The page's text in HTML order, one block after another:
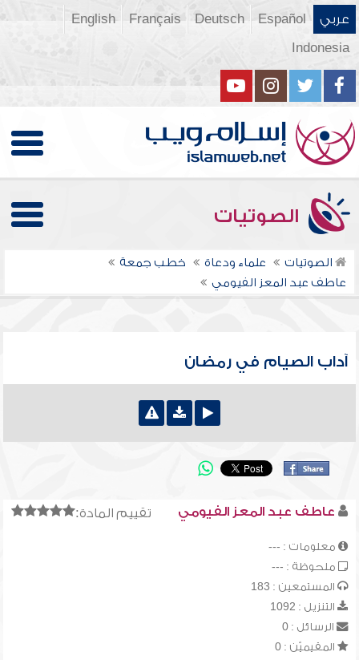
عربي Español
Deutsch
Français
English
Indonesia
الصوتيات
الصوتيات علماء ودعاة
خطب جمعة
عاطف عبد المعز الفيومي
آداب الصيام في رمضان
تقييم المادة: عاطف عبد المعز الفيومي
معلومات : ---
ملحوظة : ---
المستمعين : 183
التنزيل : 1092
الرسائل : 0
المقيميّن : 0